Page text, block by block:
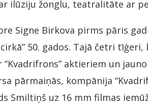
ilūziju žonglu, teatralitāte ar
Signe Birkova pirms pāris
cirkā” 50. gados. Tajā četri
“Kvadrifrons” aktieriem un
pārmaiņās, kompānija
Smiltiņš uz 16 mm filmas